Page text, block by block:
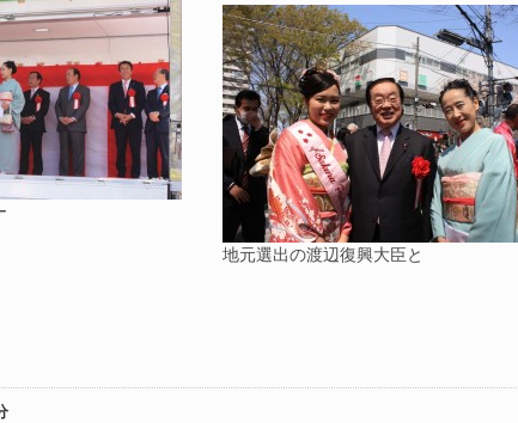
地元選出の渡辺復興大臣と